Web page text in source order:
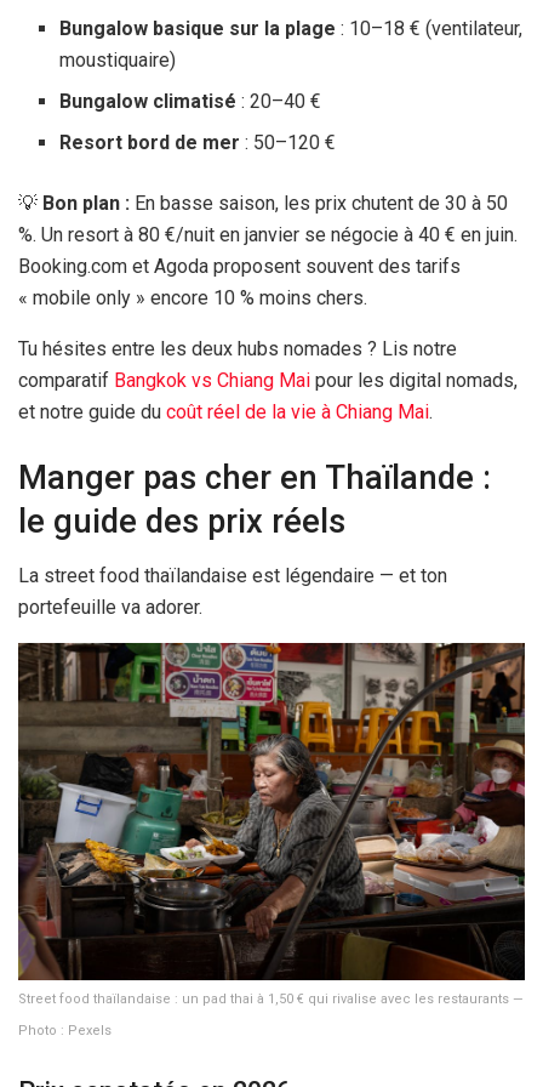
Bungalow basique sur la plage : 10–18 € (ventilateur,
moustiquaire)
Bungalow climatisé : 20–40 €
Resort bord de mer : 50–120 €
💡 Bon plan : En basse saison, les prix chutent de 30 à 50
%. Un resort à 80 €/nuit en janvier se négocie à 40 € en juin.
Booking.com et Agoda proposent souvent des tarifs
« mobile only » encore 10 % moins chers.
Tu hésites entre les deux hubs nomades ? Lis notre
comparatif Bangkok vs Chiang Mai pour les digital nomads,
et notre guide du coût réel de la vie à Chiang Mai.
Manger pas cher en Thaïlande :
le guide des prix réels
La street food thaïlandaise est légendaire — et ton
portefeuille va adorer.
Street food thaïlandaise : un pad thai à 1,50 € qui rivalise avec les restaurants —
Photo : Pexels